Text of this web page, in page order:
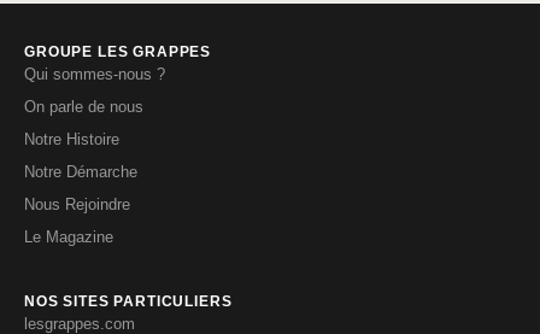
GROUPE LES GRAPPES
Qui sommes-nous ?
On parle de nous
Notre Histoire
Notre Démarche
Nous Rejoindre
Le Magazine
NOS SITES PARTICULIERS
lesgrappes.com